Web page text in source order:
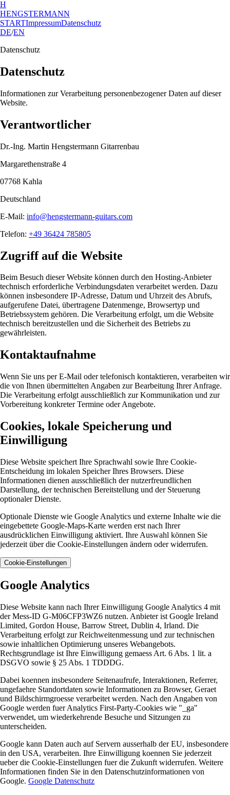
H
HENGSTERMANN
STARTImpressumDatenschutz
DE/EN
Datenschutz
Datenschutz
Informationen zur Verarbeitung personenbezogener Daten auf dieser
Website.
Verantwortlicher
Dr.-Ing. Martin Hengstermann Gitarrenbau
Margarethenstraße 4
07768 Kahla
Deutschland
E-Mail: info@hengstermann-guitars.com
Telefon: +49 36424 785805
Zugriff auf die Website
Beim Besuch dieser Website können durch den Hosting-Anbieter
technisch erforderliche Verbindungsdaten verarbeitet werden. Dazu
können insbesondere IP-Adresse, Datum und Uhrzeit des Abrufs,
aufgerufene Datei, übertragene Datenmenge, Browsertyp und
Betriebssystem gehören. Die Verarbeitung erfolgt, um die Website
technisch bereitzustellen und die Sicherheit des Betriebs zu
gewährleisten.
Kontaktaufnahme
Wenn Sie uns per E-Mail oder telefonisch kontaktieren, verarbeiten wir
die von Ihnen übermittelten Angaben zur Bearbeitung Ihrer Anfrage.
Die Verarbeitung erfolgt ausschließlich zur Kommunikation und zur
Vorbereitung konkreter Termine oder Angebote.
Cookies, lokale Speicherung und
Einwilligung
Diese Website speichert Ihre Sprachwahl sowie Ihre Cookie-
Entscheidung im lokalen Speicher Ihres Browsers. Diese
Informationen dienen ausschließlich der nutzerfreundlichen
Darstellung, der technischen Bereitstellung und der Steuerung
optionaler Dienste.
Optionale Dienste wie Google Analytics und externe Inhalte wie die
eingebettete Google-Maps-Karte werden erst nach Ihrer
ausdrücklichen Einwilligung aktiviert. Ihre Auswahl können Sie
jederzeit über die Cookie-Einstellungen ändern oder widerrufen.
Cookie-Einstellungen
Google Analytics
Diese Website kann nach Ihrer Einwilligung Google Analytics 4 mit
der Mess-ID G-M06CFP3WZ6 nutzen. Anbieter ist Google Ireland
Limited, Gordon House, Barrow Street, Dublin 4, Irland. Die
Verarbeitung erfolgt zur Reichweitenmessung und zur technischen
sowie inhaltlichen Optimierung unseres Webangebots.
Rechtsgrundlage ist Ihre Einwilligung gemaess Art. 6 Abs. 1 lit. a
DSGVO sowie § 25 Abs. 1 TDDDG.
Dabei koennen insbesondere Seitenaufrufe, Interaktionen, Referrer,
ungefaehre Standortdaten sowie Informationen zu Browser, Geraet
und Bildschirmgroesse verarbeitet werden. Nach den Angaben von
Google werden fuer Analytics First-Party-Cookies wie "_ga"
verwendet, um wiederkehrende Besuche und Sitzungen zu
unterscheiden.
Google kann Daten auch auf Servern ausserhalb der EU, insbesondere
in den USA, verarbeiten. Ihre Einwilligung koennen Sie jederzeit
ueber die Cookie-Einstellungen fuer die Zukunft widerrufen. Weitere
Informationen finden Sie in den Datenschutzinformationen von
Google. Google Datenschutz